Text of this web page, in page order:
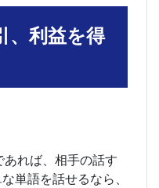
、利益を得
あれば、相手の話す
単語を話せるなら、